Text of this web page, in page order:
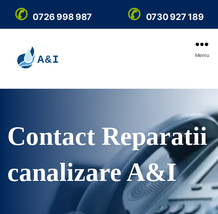
✆ 0726 998 987 ✆ 0730 927 189
canalizare
Meniu
Contact Reparatii
canalizare A&I